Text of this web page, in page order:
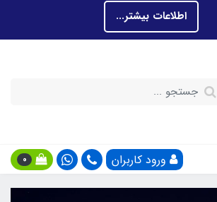
اطلاعات بیشتر...
ورود کاربران 0